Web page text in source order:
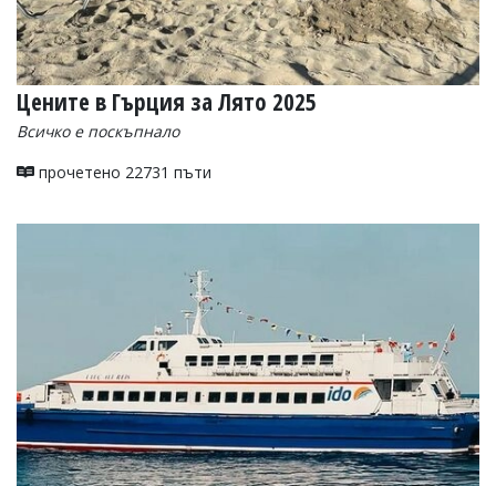
Цените в Гърция за Лято 2025
Всичко е поскъпнало
прочетено 22731 пъти